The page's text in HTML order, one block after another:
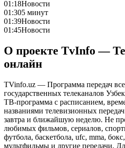
01:18Новости
01:305 минут
01:39Новости
01:45Новости
О проекте TvInfo —
онлайн
TVinfo.uz — Программа передач
государственных телеканалов
ТВ-программа с расписанием,
названиями телевизионных
завтра и ближайшую неделю. Не
любимых фильмов, сериалов,
футбола, баскетбола, ufc, mma,
мультфильмы и другие передачи.